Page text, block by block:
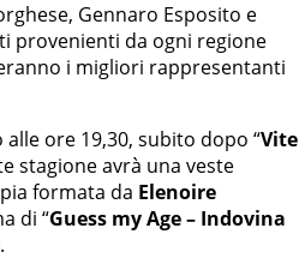
Gennaro Esposito e
provenienti da ogni regione
i migliori rappresentanti
ore 19,30, subito dopo “Vite
stagione avrà una veste
formata da Elenoire
di “Guess my Age – Indovina
.